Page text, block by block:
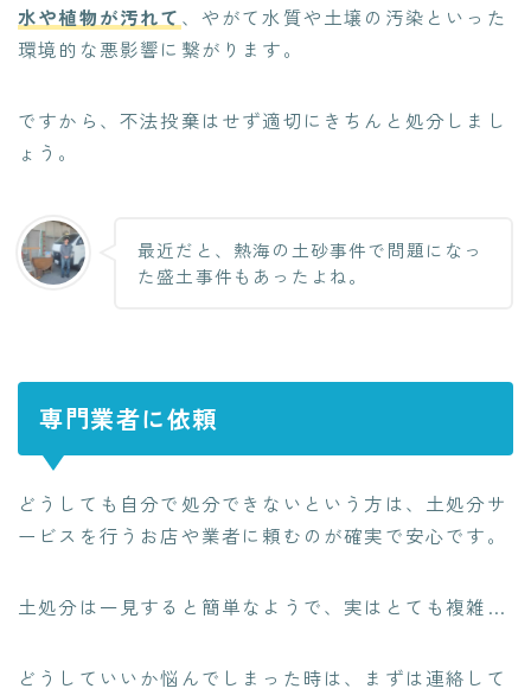
水や植物が汚れて 、やがて水質や土壌の汚染といった
環境的な悪影響に繋がります。
ですから、不法投棄はせず適切にきちんと処分しまし
ょう。
最近だと、熱海の土砂事件で問題になっ
た盛土事件もあったよね。
専門業者に依頼
どうしても自分で処分できないという方は、土処分サ
ービスを行うお店や業者に頼むのが確実で安心です。
土処分は一見すると簡単なようで、実はとても複雑…
どうしていいか悩んでしまった時は、まずは連絡して